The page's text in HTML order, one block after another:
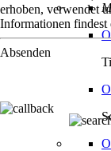
erhoben, verwendet
Informationen findest
Absenden